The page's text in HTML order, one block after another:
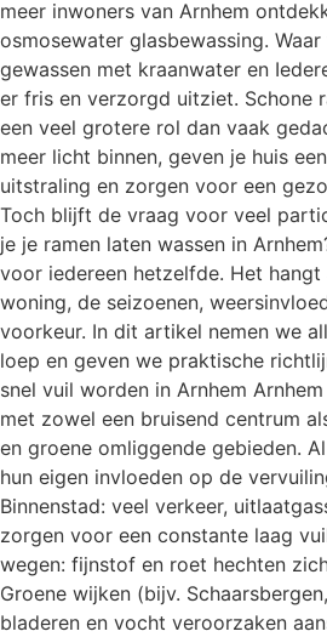
meer inwoners van Arnhem
osmosewater glasbewassing.
gewassen met kraanwater en
er fris en verzorgd uitziet. Schone
een veel grotere rol dan vaak
meer licht binnen, geven je huis
uitstraling en zorgen voor een
Toch blijft de vraag voor veel
je je ramen laten wassen in
voor iedereen hetzelfde. Het
woning, de seizoenen,
voorkeur. In dit artikel nemen we
loep en geven we praktische
snel vuil worden in Arnhem
met zowel een bruisend centrum
en groene omliggende gebieden.
hun eigen invloeden op de
Binnenstad: veel verkeer,
zorgen voor een constante laag
wegen: fijnstof en roet hechten
Groene wijken (bijv.
bladeren en vocht veroorzaken